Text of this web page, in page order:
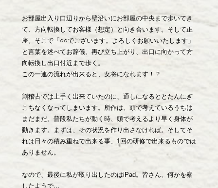
お部屋出入り口辺りから壁沿いにお部屋の中央まで歩いてき
て、方向転換してお客様（想定）と向き合います。そして正
座。そこで「○○でございます。よろしくお願いいたします」
と言葉を述べてお辞儀。再び立ち上がり、出口に向かって方
向転換し出口付近まで歩く。
この一連の流れが出来ると、女将になれます！？
割稽古では上手く出来ていたのに、通しになるととたんにぎ
こちなくなってしまいます。所作は、頭で考えているうちは
まだまだ。普段私たちが動く時、頭で考えるより早く身体が
動きます。まずは、その状況を作り出さなければ。そしてそ
れは日々の積み重ねで出来る事、1回の研修で出来るものでは
ありません。
なので、最後に私が取り出したのはiPad。皆さん、何かを察
したようで…